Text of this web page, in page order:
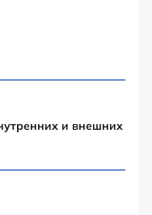
и внешних